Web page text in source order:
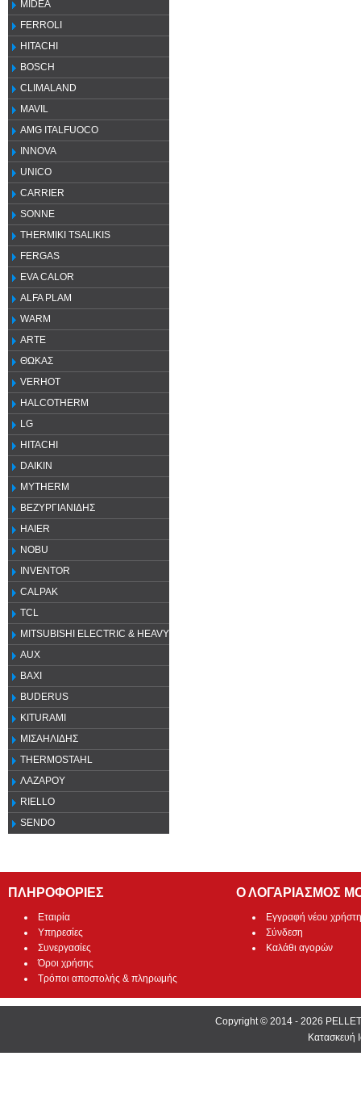
MIDEA
FERROLI
HITACHI
BOSCH
CLIMALAND
MAVIL
AMG ITALFUOCO
INNOVA
UNICO
CARRIER
SONNE
THERMIKI TSALIKIS
FERGAS
EVA CALOR
ALFA PLAM
WARM
ARTE
ΘΩΚΑΣ
VERHOT
HALCOTHERM
LG
HITACHI
DAIKIN
MYTHERM
ΒΕΖΥΡΓΙΑΝΙΔΗΣ
HAIER
NOBU
INVENTOR
CALPAK
TCL
MITSUBISHI ELECTRIC & HEAVY
AUX
ΒΑΧΙ
BUDERUS
KITURAMI
ΜΙΣΑΗΛΙΔΗΣ
THERMOSTAHL
ΛΑΖΑΡΟΥ
RIELLO
SENDO
ΠΛΗΡΟΦΟΡΙΕΣ
Εταιρία
Υπηρεσίες
Συνεργασίες
Όροι χρήσης
Τρόποι αποστολής & πληρωμής
Ο ΛΟΓΑΡΙΑΣΜΟΣ
Εγγραφή νέου χρήστη
Σύνδεση
Καλάθι αγορών
Copyright © 2014 - 2026
Κατασκευή